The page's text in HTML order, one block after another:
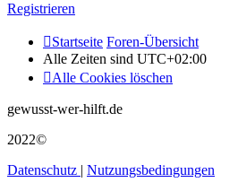
Registrieren
Startseite Foren-Übersicht
Alle Zeiten sind UTC+02:00
Alle Cookies löschen
gewusst-wer-hilft.de
2022©
Datenschutz | Nutzungsbedingungen